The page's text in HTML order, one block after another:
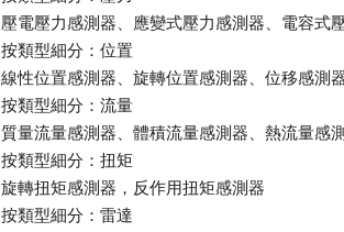
壓電壓力感測器、應變式壓力感測器、電容式
按類型細分：位置
線性位置感測器、旋轉位置感測器、位移感測
按類型細分：流量
質量流量感測器、體積流量感測器、熱流量感
按類型細分：扭矩
旋轉扭矩感測器，反作用扭矩感測器
按類型細分：雷達